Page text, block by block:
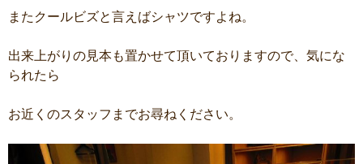
またクールビズと言えばシャツですよね。
出来上がりの見本も置かせて頂いておりますので、気にな
られたら
お近くのスタッフまでお尋ねください。